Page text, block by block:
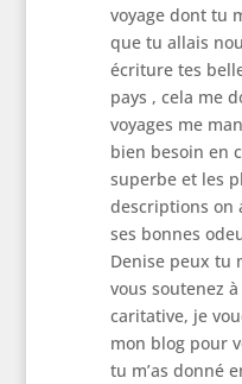
voyage dont tu
que tu allais
écriture tes
pays , cela me
voyages me
bien besoin en
superbe et les
descriptions on
ses bonnes
Denise peux tu
vous soutenez
caritative, je
mon blog pour
tu m’as donné